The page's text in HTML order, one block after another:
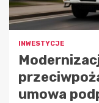
INWESTYCJE
umowa